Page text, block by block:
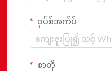
ဝှပ်စ်အက်ပ်
စာတို